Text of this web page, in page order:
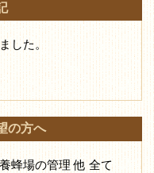
した。
の方へ
蜂場の管理 他 全て